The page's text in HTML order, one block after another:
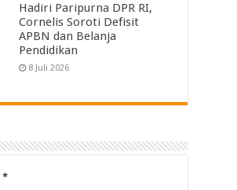
Hadiri Paripurna DPR RI,
Cornelis Soroti Defisit
APBN dan Belanja
Pendidikan
8 Juli 2026
*